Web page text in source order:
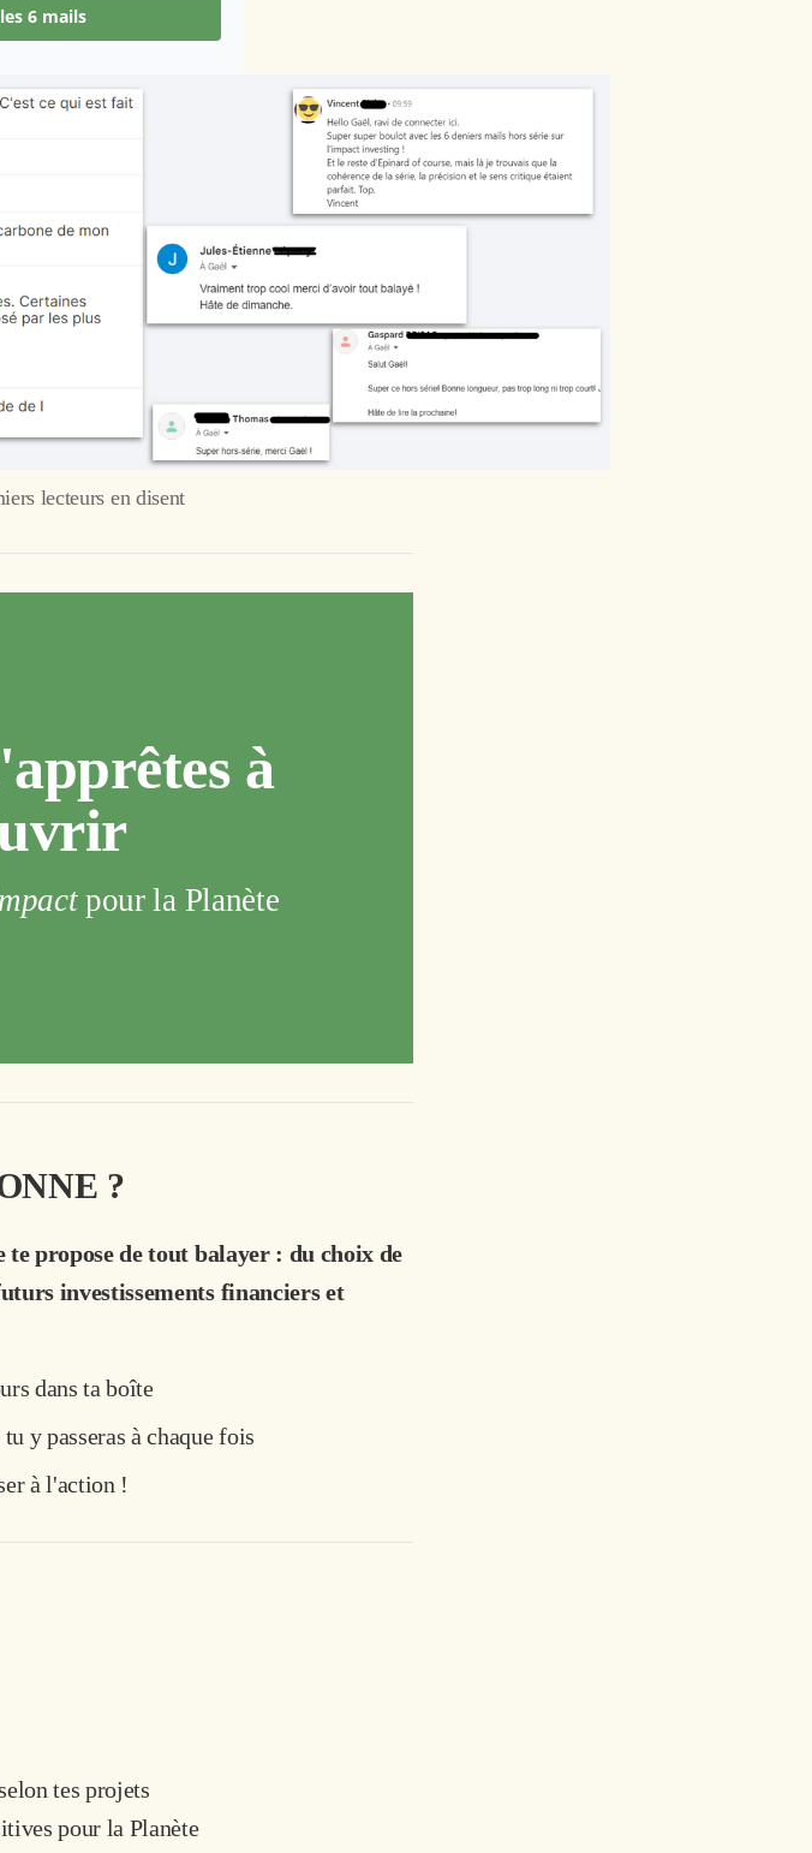
6 mails
lecteurs en disent
à
pour la Planète
?
te propose de tout balayer : du choix de
investissements financiers et
dans ta boîte
y passeras à chaque fois
à l'action !
tes projets
pour la Planète